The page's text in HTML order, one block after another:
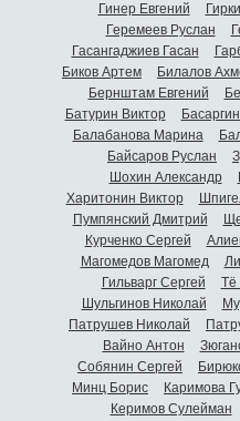
Гинер Евгений
Геремеев Руслан
Гасангаджиев Гасан
Биков Артем
Билалов
Бернштам Евгений
Батурин Виктор
Балабанова Марина
Байсаров Руслан
Шохин Александр
Харитонин Виктор
Пумпянский Дмитрий
Курченко Сергей
Магомедов Магомед
Гильварг Сергей
Тё
Шульгинов Николай
Патрушев Николай
Вайно Антон
Собянин Сергей
Минц Борис
Каримова
Керимов Сулейман